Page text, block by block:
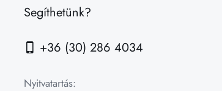
Segíthetünk?
+36 (30) 286 4034
Nyitvatartás: